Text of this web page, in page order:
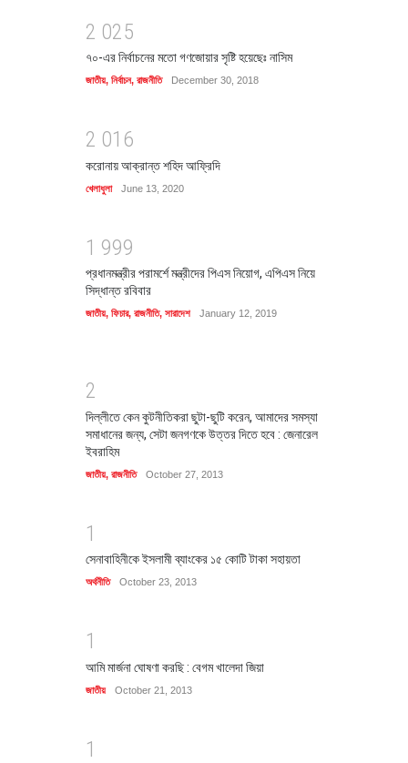
2 025
৭০-এর নির্বাচনের মতো গণজোয়ার সৃষ্টি হয়েছেঃ নাসিম
জাতীয়, নির্বাচন, রাজনীতি December 30, 2018
2 01 6
করোনায় আক্রান্ত শহিদ আফ্রিদি
খেলাধুলা June 13, 2020
1 999
প্রধানমন্ত্রীর পরামর্শে মন্ত্রীদের পিএস নিয়োগ, এপিএস নিয়ে
সিদ্ধান্ত রবিবার
জাতীয়, ফিচার, রাজনীতি, সারাদেশ January 12, 2019
2
দিল্লীতে কেন কুটনীতিকরা ছুটা-ছুটি করেন, আমাদের সমস্যা
সমাধানের জন্য, সেটা জনগণকে উত্তর দিতে হবে : জেনারেল
ইবরাহিম
জাতীয়, রাজনীতি October 27, 2013
1
সেনাবাহিনীকে ইসলামী ব্যাংকের ১৫ কোটি টাকা সহায়তা
অর্থনীতি October 23, 2013
1
আমি মার্জনা ঘোষণা করছি : বেগম খালেদা জিয়া
জাতীয় October 21, 2013
1